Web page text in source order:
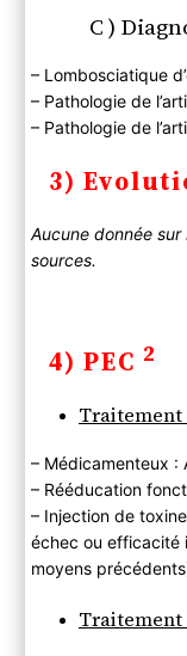
C )
– Lombosciatique
– Pathologie de
– Pathologie de
3)
Aucune donnée sur
sources.
4) PEC 2
Traitement
– Médicamenteux :
– Rééducation
– Injection de
échec ou efficacité
moyens